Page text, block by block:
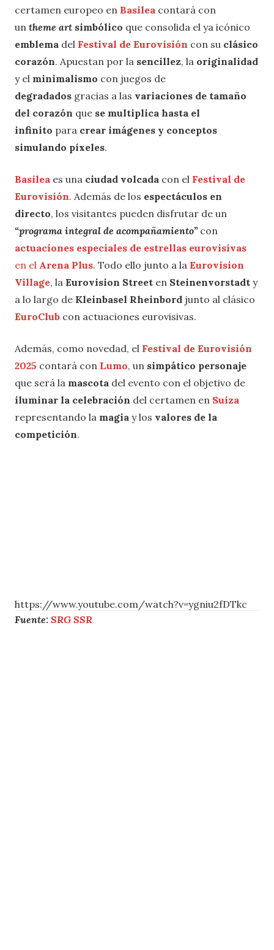
certamen europeo en Basilea contará con
un theme art simbólico que consolida el ya icónico
emblema del Festival de Eurovisión con su clásico
corazón. Apuestan por la sencillez, la originalidad
y el minimalismo con juegos de
degradados gracias a las variaciones de tamaño
del corazón que se multiplica hasta el
infinito para crear imágenes y conceptos
simulando píxeles.
Basilea es una ciudad volcada con el Festival de
Eurovisión. Además de los espectáculos en
directo, los visitantes pueden disfrutar de un
“programa integral de acompañamiento”con
actuaciones especiales de estrellas eurovisivas
en el Arena Plus. Todo ello junto a la Eurovision
Village, la Eurovision Street en Steinenvorstadt y
a lo largo de Kleinbasel Rheinbord junto al clásico
EuroClub con actuaciones eurovisivas.
Además, como novedad, el Festival de Eurovisión
2025 contará con Lumo, un simpático personaje
que será la mascota del evento con el objetivo de
iluminar la celebración del certamen en Suiza
representando la magia y los valores de la
competición.
https://www.youtube.com/watch?v=ygniu2fDTkc
Fuente: SRG SSR